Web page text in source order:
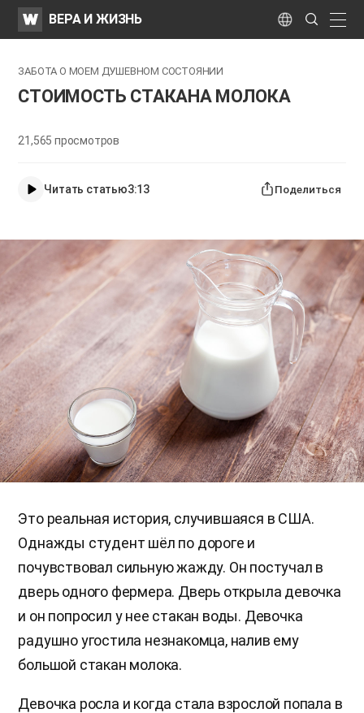
WATVВЕРА И ЖИЗНЬ Language
Search
Submit
ЗАБОТА О МОЕМ ДУШЕВНОМ СОСТОЯНИИ
СТОИМОСТЬ СТАКАНА МОЛОКА
21,565просмотров
Читать статью3:13 Поделиться
Это реальная история, случившаяся в США.
Однажды студент шёл по дороге и
почувствовал сильную жажду. Он постучал в
дверь одного фермера. Дверь открыла девочка
и он попросил у нее стакан воды. Девочка
радушно угостила незнакомца, налив ему
большой стакан молока.
Девочка росла и когда стала взрослой попала в